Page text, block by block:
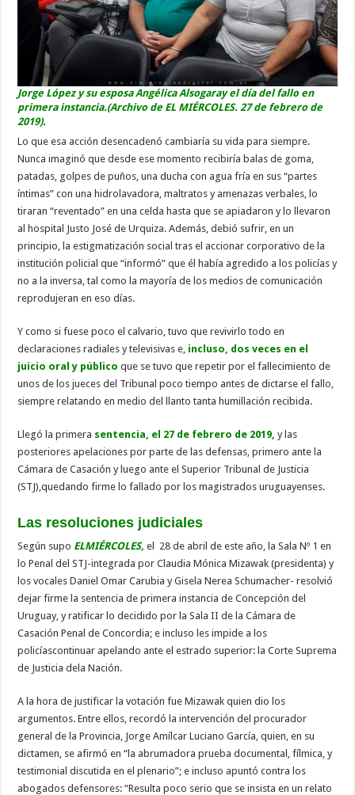
Jorge López y su esposa Angélica Alsogaray el día del fallo en
primera instancia.(Archivo de EL MIÉRCOLES. 27 de febrero de
2019).
Lo que esa acción desencadenó cambiaría su vida para siempre.
Nunca imaginó que desde ese momento recibiría balas de goma,
patadas, golpes de puños, una ducha con agua fría en sus “partes
íntimas” con una hidrolavadora, maltratos y amenazas verbales, lo
tiraran “reventado” en una celda hasta que se apiadaron y lo llevaron
al hospital Justo José de Urquiza. Además, debió sufrir, en un
principio, la estigmatización social tras el accionar corporativo de la
institución policial que “informó” que él había agredido a los policías y
no a la inversa, tal como la mayoría de los medios de comunicación
reprodujeran en eso días.
Y como si fuese poco el calvario, tuvo que revivirlo todo en
declaraciones radiales y televisivas e, incluso, dos veces en el
juicio oral y público que se tuvo que repetir por el fallecimiento de
unos de los jueces del Tribunal poco tiempo antes de dictarse el fallo,
siempre relatando en medio del llanto tanta humillación recibida.
Llegó la primera sentencia, el 27 de febrero de 2019 y las
posteriores apelaciones por parte de las defensas, primero ante la
Cámara de Casación y luego ante el Superior Tribunal de Justicia
(STJ),quedando firme lo fallado por los magistrados uruguayenses.
Las resoluciones judiciales
Según supo ELMIÉRCOLES, el 28 de abril de este año, la Sala Nº 1 en
lo Penal del STJ-integrada por Claudia Mónica Mizawak (presidenta) y
los vocales Daniel Omar Carubia y Gisela Nerea Schumacher- resolvió
dejar firme la sentencia de primera instancia de Concepción del
Uruguay, y ratificar lo decidido por la Sala II de la Cámara de
Casación Penal de Concordia; e incluso les impide a los
policíascontinuar apelando ante el estrado superior: la Corte Suprema
de Justicia dela Nación.
A la hora de justificar la votación fue Mizawak quien dio los
argumentos. Entre ellos, recordó la intervención del procurador
general de la Provincia, Jorge Amílcar Luciano García, quien, en su
dictamen, se afirmó en “la abrumadora prueba documental, fílmica, y
testimonial discutida en el plenario”; e incluso apuntó contra los
abogados defensores: “Resulta poco serio que se insista en un relato